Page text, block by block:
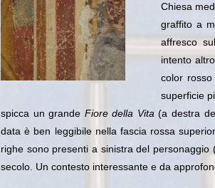
Chiesa
graffito a
affresco
intento
color
superficie
spicca un grande Fiore della Vita (a destra
data è ben leggibile nella fascia rossa
righe sono presenti a sinistra del
secolo. Un contesto interessante e da